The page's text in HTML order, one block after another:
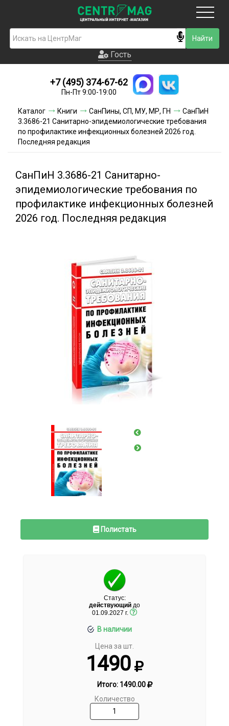
Гость
Новинки
Условия доставки
Условия оплаты
Акции и скидки
Гость
+7 (495) 374-67-62
Пн-Пт 9:00-19:00
Каталог Книги СанПины, СП, МУ, МР, ГН
СанПиН
3.3686-21 Санитарно-эпидемиологические требования
по профилактике инфекционных болезней 2026 год.
Последняя редакция
СанПиН 3.3686-21 Санитарно-
эпидемиологические требования по
профилактике инфекционных болезней
2026 год. Последняя редакция
Полистать
Статус:
действующий до
01.09.2027 г.
В наличии
Цена за шт.
1490
Итого: 1490.00
Количество